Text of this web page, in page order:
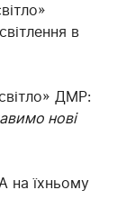
в
ДМР:
нові
на їхньому